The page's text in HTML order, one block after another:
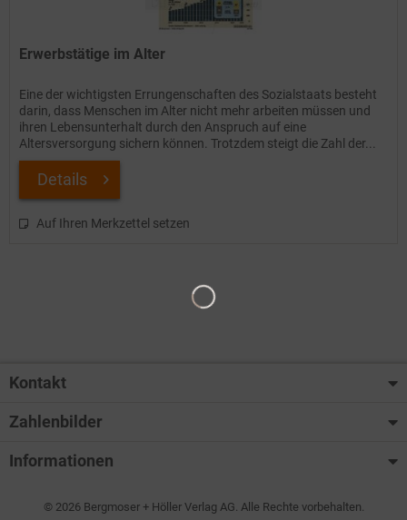
Erwerbstätige im Alter
Eine der wichtigsten Errungenschaften des Sozialstaats besteht
darin, dass Menschen im Alter nicht mehr arbeiten müssen und
ihren Lebensunterhalt durch den Anspruch auf eine
Altersversorgung sichern können. Trotzdem steigt die Zahl der...
Details
Auf Ihren Merkzettel setzen
Kontakt
Zahlenbilder
Informationen
© 2026 Bergmoser + Höller Verlag AG. Alle Rechte vorbehalten.